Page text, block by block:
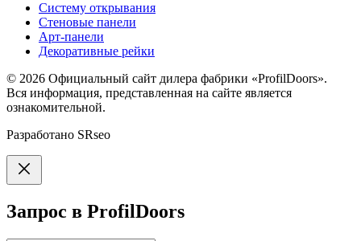
Систему открывания
Стеновые панели
Арт-панели
Декоративные рейки
© 2026 Официальный сайт дилера фабрики «ProfilDoors».
Вся информация, представленная на сайте является
ознакомительной.
Разработано SRseo
Запрос в ProfilDoors